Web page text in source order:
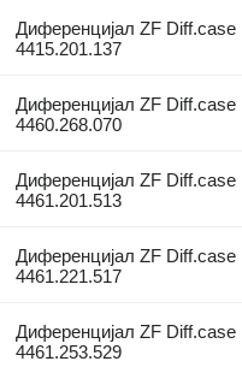
Диференцијал ZF Diff.case
4415.201.137
Диференцијал ZF Diff.case
4460.268.070
Диференцијал ZF Diff.case
4461.201.513
Диференцијал ZF Diff.case
4461.221.517
Диференцијал ZF Diff.case
4461.253.529